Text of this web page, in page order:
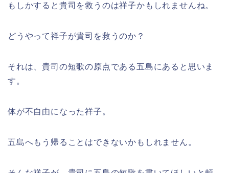
もしかすると貴司を救うのは祥子かもしれませんね。
どうやって祥子が貴司を救うのか？
それは、貴司の短歌の原点である五島にあると思いま
す。
体が不自由になった祥子。
五島へもう帰ることはできないかもしれません。